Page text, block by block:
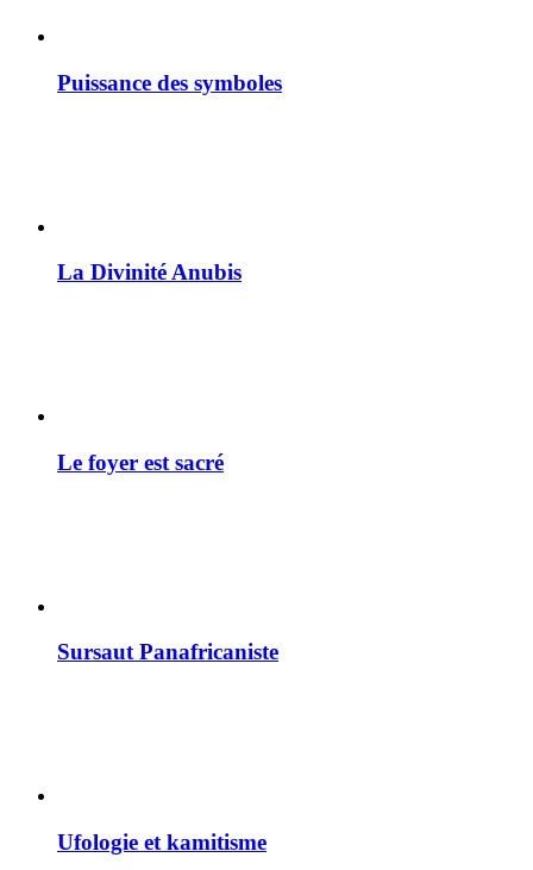
Puissance des symboles
La Divinité Anubis
Le foyer est sacré
Sursaut Panafricaniste
Ufologie et kamitisme